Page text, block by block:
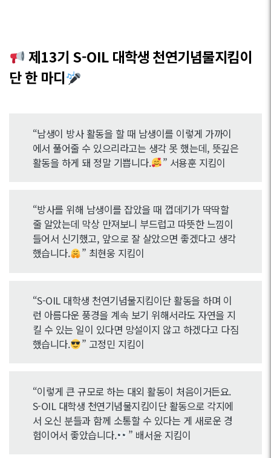
제13기 S-OIL 대학생 천연기념물지킴이
단 한 마디
“남생이 방사 활동을 할 때 남생이를 이렇게 가까이
에서 풀어줄 수 있으리라고는 생각 못 했는데, 뜻깊은
활동을 하게 돼 정말 기쁩니다.
” 서용훈 지킴이
“방사를 위해 남생이를 잡았을 때 껍데기가 딱딱할
줄 알았는데 막상 만져보니 부드럽고 따뜻한 느낌이
들어서 신기했고, 앞으로 잘 살았으면 좋겠다고 생각
했습니다.
” 최현웅 지킴이
“S-OIL 대학생 천연기념물지킴이단 활동을 하며 이
런 아름다운 풍경을 계속 보기 위해서라도 자연을 지
킬 수 있는 일이 있다면 망설이지 않고 하겠다고 다짐
했습니다.
” 고정민 지킴이
“이렇게 큰 규모로 하는 대외 활동이 처음이거든요.
S-OIL 대학생 천연기념물지킴이단 활동으로 각지에
서 오신 분들과 함께 소통할 수 있다는 게 새로운 경
험이어서 좋았습니다.
” 배서윤 지킴이